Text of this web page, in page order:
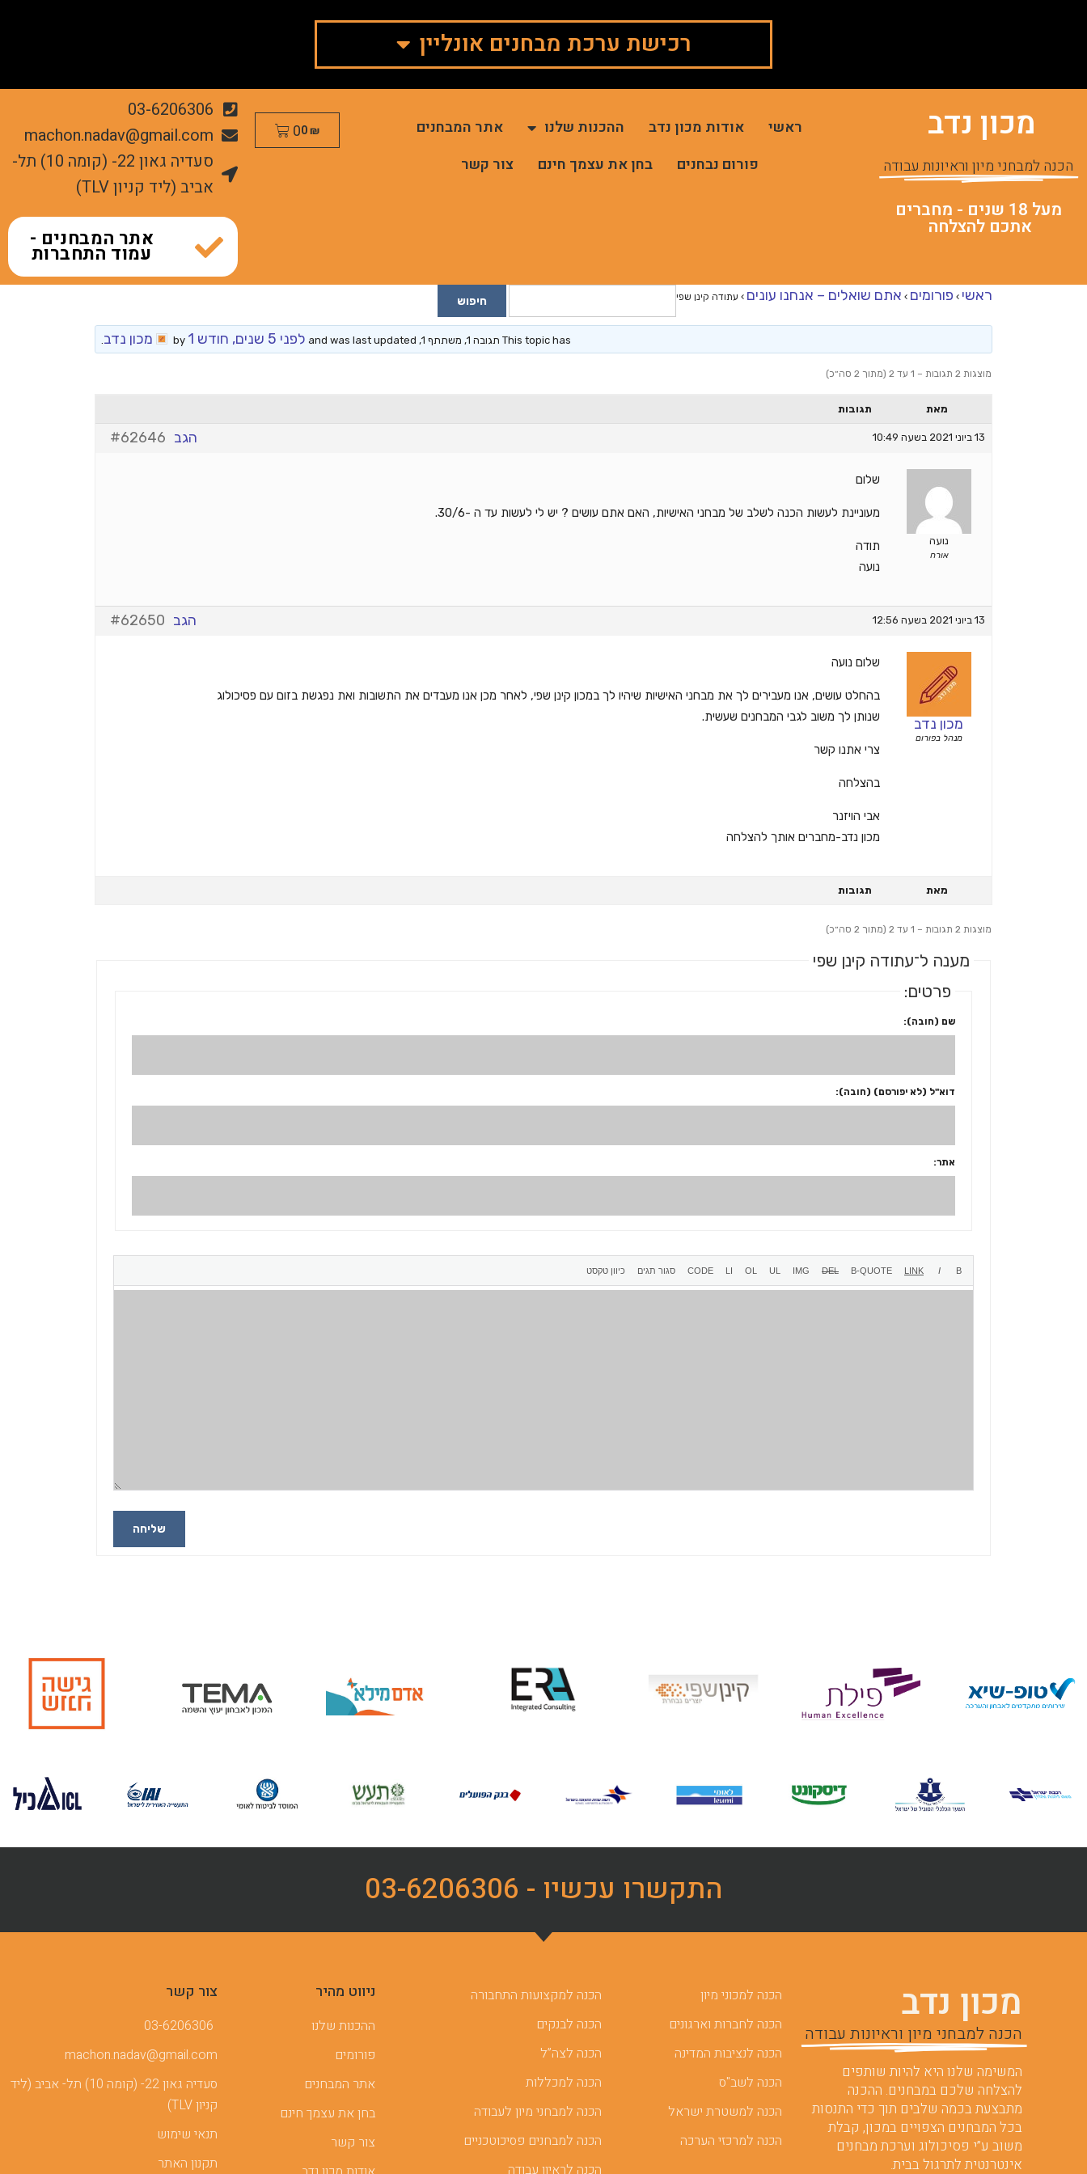
רכישת ערכת מבחנים אונליין
מכון נדב
הכנה למבחני מיון וראיונות עבודה
מעל 18 שנים - מחברים
אתכם להצלחה
ראשי אודות מכון נדב ההכנות שלנו
אתר המבחנים
פורום נבחנים
בחן את עצמך חינם צור קשר
0₪
0
03-6206306
machon.nadav@gmail.com
סעדיה גאון 22- (קומה 10) תל-
אביב (ליד קניון TLV)
אתר המבחנים -
עמוד התחברות
ראשי › פורומים › אתם שואלים – אנחנו עונים › עתודה קינן שפי
This topic has תגובה 1, משתתף 1, and was last updated לפני 5 שנים, חודש 1 מכון נדב
מוצגות 2 תגובות – 1 עד 2 (מתוך 2 סה״כ)
מאת תגובות
13 ביוני 2021 בשעה 10:49 #62646 הגב
נועה
אורח
שלום
מעוניינת לעשות הכנה לשלב של מבחני האישיות, האם אתם עושים ? יש לי לעשות עד ה -30/6.
תודה
נועה
13 ביוני 2021 בשעה 12:56 #62650 הגב
מכון נדב
מנהל בפורום
שלום נועה
בהחלט עושים, אנו מעבירים לך את מבחני האישיות שיהיו לך במכון קינן שפי, לאחר מכן אנו מעבדים את התשובות ואת נפגשת בזום עם פסיכולוג
שנותן לך משוב לגבי המבחנים שעשית.
צרי אתנו קשר
בהצלחה
אבי הויזנר
מכון נדב-מחברים אותך להצלחה
מאת תגובות
מוצגות 2 תגובות – 1 עד 2 (מתוך 2 סה״כ)
מענה ל־עתודה קינן שפי
פרטים:
שם (חובה):
דוא"ל (לא יפורסם) (חובה):
אתר:
שליחה
התקשרו עכשיו - 03-6206306
מכון נדב
הכנה למבחני מיון וראיונות עבודה
המשימה שלנו היא להיות שותפים
להצלחה שלכם במבחנים. ההכנה
מתבצעת בכמה שלבים תוך כדי התנסות
בכל המבחנים הצפויים במכון, קבלת
משוב ע”י פסיכולוג וערכת מבחנים
אינטרנטית לתרגול בבית.
הכנה למכוני מיון
הכנה לחברות וארגונים
הכנה לנציבות המדינה
הכנה לשב"ס
הכנה למשטרת ישראל
הכנה למרכזי הערכה
הכנה למקצועות התחבורה
הכנה לבנקים
הכנה לצה”ל
הכנה למכללות
הכנה למבחני מיון לעבודה
הכנה למבחנים פסיכוטכניים
הכנה לראיון עבודה
ניווט מהיר
ההכנות שלנו
פורומים
אתר המבחנים
בחן את עצמך חינם
צור קשר
צור קשר
03-6206306
machon.nadav@gmail.com
סעדיה גאון 22- (קומה 10) תל- אביב (ליד
קניון TLV)
תנאי שימוש
תקנון האתר